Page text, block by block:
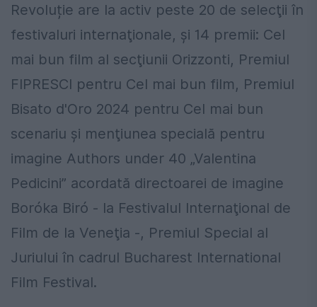
Revoluție are la activ peste 20 de selecţii în
festivaluri internaţionale, şi 14 premii: Cel
mai bun film al secţiunii Orizzonti, Premiul
FIPRESCI pentru Cel mai bun film, Premiul
Bisato d'Oro 2024 pentru Cel mai bun
scenariu şi menţiunea specială pentru
imagine Authors under 40 „Valentina
Pedicini” acordată directoarei de imagine
Boróka Biró - la Festivalul Internaţional de
Film de la Veneţia -, Premiul Special al
Juriului în cadrul Bucharest International
Film Festival.